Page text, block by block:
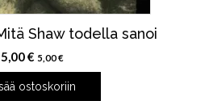
Shaw todella sanoi
5,00€ 5,00€
ostoskoriin